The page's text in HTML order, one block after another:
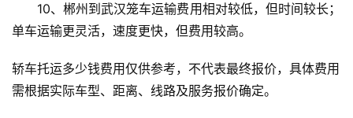
10、郴州到武汉笼车运输费用相对较低，但时间较长；
单车运输更灵活，速度更快，但费用较高。
轿车托运多少钱费用仅供参考，不代表最终报价，具体费用
需根据实际车型、距离、线路及服务报价确定。